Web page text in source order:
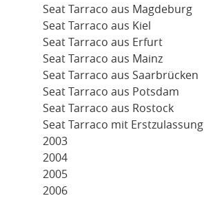
Seat Tarraco aus Magdeburg
Seat Tarraco aus Kiel
Seat Tarraco aus Erfurt
Seat Tarraco aus Mainz
Seat Tarraco aus Saarbrücken
Seat Tarraco aus Potsdam
Seat Tarraco aus Rostock
Seat Tarraco mit Erstzulassung
2003
2004
2005
2006